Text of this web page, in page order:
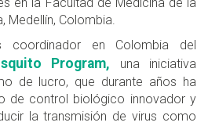
Medellín, Colombia.
coordinador en Colombia del
Program, una iniciativa
de lucro, que durante años ha
de control biológico innovador y
la transmisión de virus como